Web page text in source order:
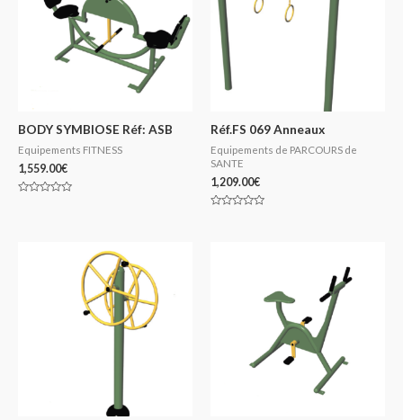
BODY SYMBIOSE Réf: ASB
Equipements FITNESS
1,559.00€
Réf.FS 069 Anneaux
Equipements de PARCOURS de
SANTE
1,209.00€